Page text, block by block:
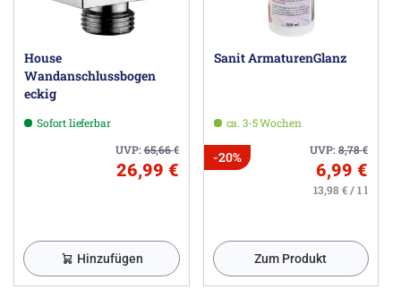
House
Wandanschlussbogen
eckig
Sofort lieferbar
UVP:65,66€
26,99 €
Hinzufügen
Sanit ArmaturenGlanz
ca. 3-5 Wochen
UVP:8,78€
-20%
6,99 €
13,98 € / 1 l
Zum Produkt